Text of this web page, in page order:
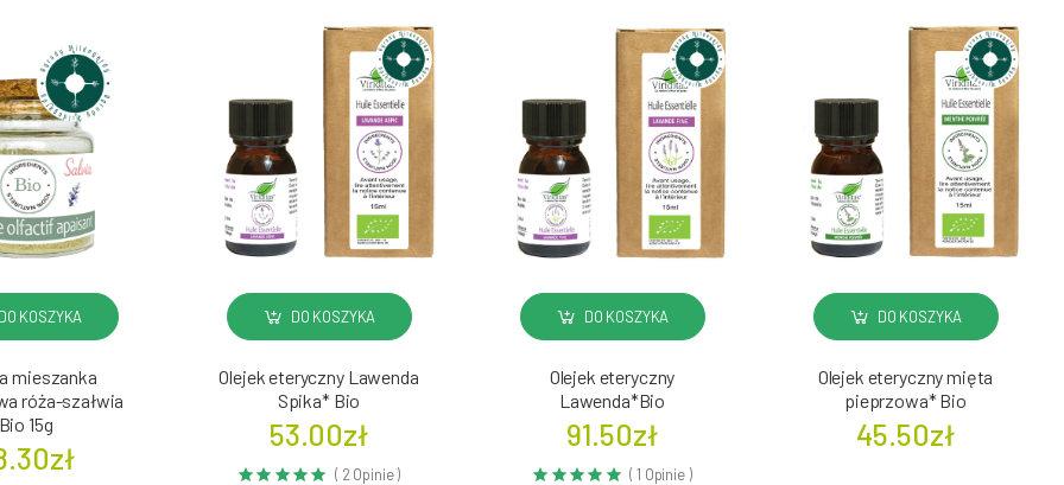
KOSZYKA
mieszanka
róża-szałwia
15g
DO KOSZYKA
Olejek eteryczny Lawenda
Spika* Bio
53.00zł
( 2 Opinie )
DO KOSZYKA
Olejek eteryczny
Lawenda*Bio
91.50zł
( 1 Opinie )
DO KOSZYKA
Olejek eteryczny mięta
pieprzowa* Bio
45.50zł